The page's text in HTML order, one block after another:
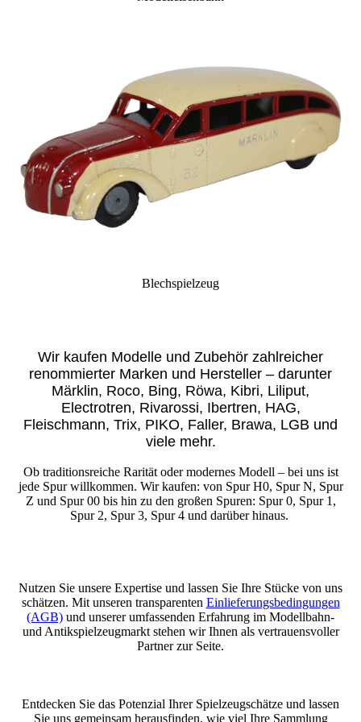
Blechspielzeug
Wir kaufen Modelle und Zubehör zahlreicher
renommierter Marken und Hersteller – darunter
Märklin, Roco, Bing, Röwa, Kibri, Liliput,
Electrotren, Rivarossi, Ibertren, HAG,
Fleischmann, Trix, PIKO, Faller, Brawa, LGB und
viele mehr.
Ob traditionsreiche Rarität oder modernes Modell – bei uns ist
jede Spur willkommen. Wir kaufen: von Spur H0, Spur N, Spur
Z und Spur 00 bis hin zu den großen Spuren: Spur 0, Spur 1,
Spur 2, Spur 3, Spur 4 und darüber hinaus.
Nutzen Sie unsere Expertise und lassen Sie Ihre Stücke von uns
schätzen. Mit unseren transparenten Einlieferungsbedingungen
(AGB) und unserer umfassenden Erfahrung im Modellbahn-
und Antikspielzeugmarkt stehen wir Ihnen als vertrauensvoller
Partner zur Seite.
Entdecken Sie das Potenzial Ihrer Spielzeugschätze und lassen
Sie uns gemeinsam herausfinden, wie viel Ihre Sammlung